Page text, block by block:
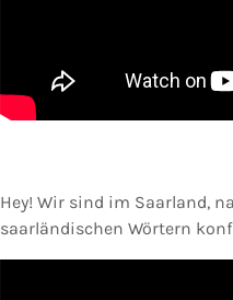
Hey! Wir sind im Saarland,
saarländischen Wörtern